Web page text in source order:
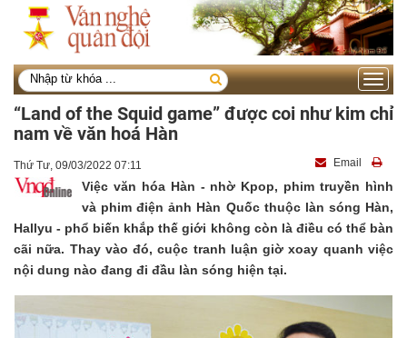
Toggle
“Land of the Squid game” được coi như kim chỉ
nam về văn hoá Hàn
Thứ Tư, 09/03/2022 07:11 Email
Việc văn hóa Hàn - nhờ Kpop, phim truyền hình
và phim điện ảnh Hàn Quốc thuộc làn sóng Hàn,
Hallyu - phổ biến khắp thế giới không còn là điều có thể bàn
cãi nữa. Thay vào đó, cuộc tranh luận giờ xoay quanh việc
nội dung nào đang đi đầu làn sóng hiện tại.